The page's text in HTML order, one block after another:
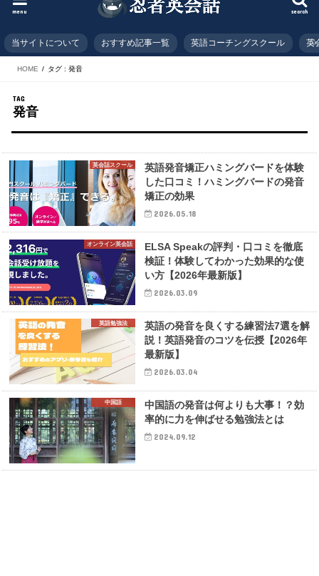
search
menu
当サイトについて おすすめ記事一覧 英語コーチングスクール 英
HOME タグ : 発音
TAG
発音
英会話スクール
英語発音矯正ハミングバードを体験
した口コミ！ハミングバードの発音
矯正の効果
2026.05.18
オンライン英会話
ELSA Speakの評判・口コミを徹底
検証！体験してわかった効果的な使
い方【2026年最新版】
2026.03.09
英語勉強法
英語の発音を良くする練習法7選を解
説！英語発音のコツを伝授【2026年
最新版】
2026.03.04
中国語
中国語の発音は何よりも大事！？効
率的に力を伸ばせる勉強法とは
2024.09.12